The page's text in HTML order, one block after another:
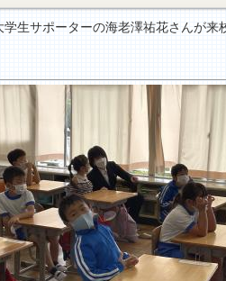
生サポーターの海老澤祐花さんが来